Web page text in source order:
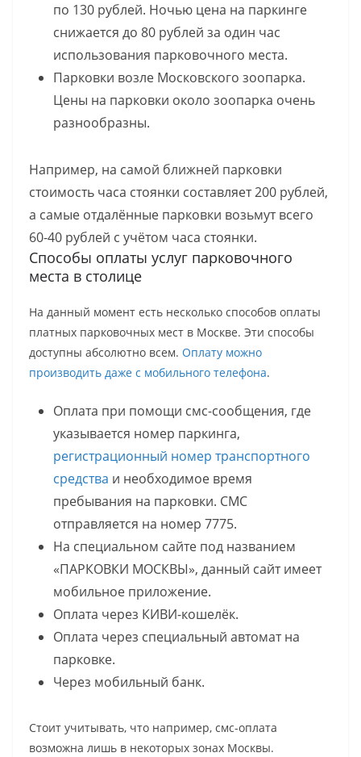
по 130 рублей. Ночью цена на паркинге
снижается до 80 рублей за один час
использования парковочного места.
Парковки возле Московского зоопарка.
Цены на парковки около зоопарка очень
разнообразны.
Например, на самой ближней парковки
стоимость часа стоянки составляет 200 рублей,
а самые отдалённые парковки возьмут всего
60-40 рублей с учётом часа стоянки.
Способы оплаты услуг парковочного
места в столице
На данный момент есть несколько способов оплаты
платных парковочных мест в Москве. Эти способы
доступны абсолютно всем. Оплату можно
производить даже с мобильного телефона.
Оплата при помощи смс-сообщения, где
указывается номер паркинга,
регистрационный номер транспортного
средства и необходимое время
пребывания на парковки. СМС
отправляется на номер 7775.
На специальном сайте под названием
«ПАРКОВКИ МОСКВЫ», данный сайт имеет
мобильное приложение.
Оплата через КИВИ-кошелёк.
Оплата через специальный автомат на
парковке.
Через мобильный банк.
Стоит учитывать, что например, смс-оплата
возможна лишь в некоторых зонах Москвы.